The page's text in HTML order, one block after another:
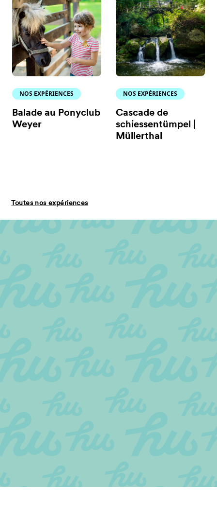
NOS EXPÉRIENCES
Balade au Ponyclub
Weyer
NOS EXPÉRIENCES
Cascade de
schiessentümpel |
Müllerthal
Toutes nos expériences